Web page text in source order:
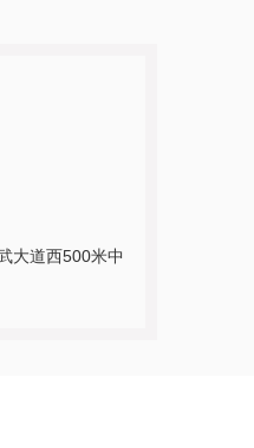
大道西500米中